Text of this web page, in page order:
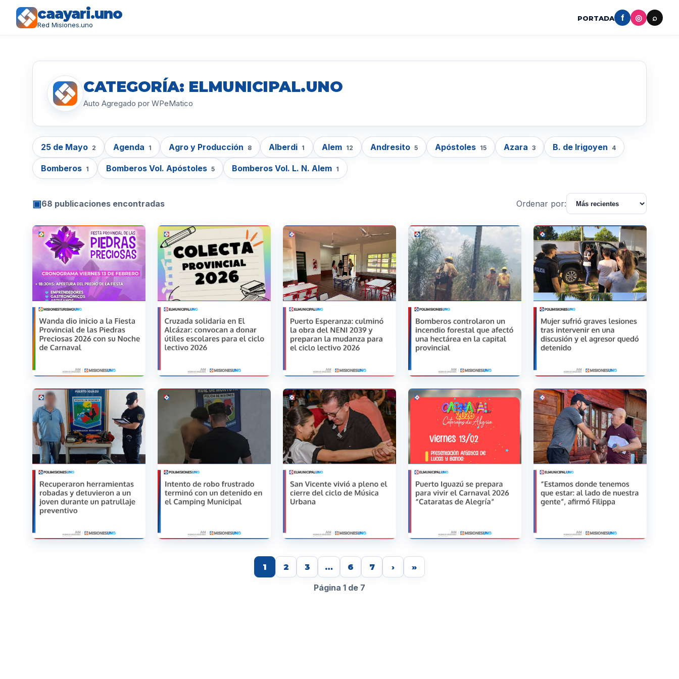
caayari.uno
Red Misiones.uno
PORTADA f ◎ ⌕
CATEGORÍA: ELMUNICIPAL.UNO
Auto Agregado por WPeMatico
25 de Mayo 2 Agenda 1 Agro y Producción 8 Alberdi 1 Alem 12 Andresito 5 Apóstoles 15 Azara 3 B. de Irigoyen 4
Bomberos 1 Bomberos Vol. Apóstoles 5 Bomberos Vol. L. N. Alem 1
▣68 publicaciones encontradas Ordenar por:
1 2 3 … 6 7 › »
Página 1 de 7